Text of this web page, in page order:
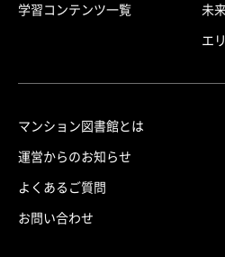
学習コンテンツ一覧
未
エ
マンション図書館とは
運営からのお知らせ
よくあるご質問
お問い合わせ